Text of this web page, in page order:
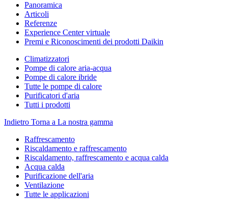
Panoramica
Articoli
Referenze
Experience Center virtuale
Premi e Riconoscimenti dei prodotti Daikin
Climatizzatori
Pompe di calore aria-acqua
Pompe di calore ibride
Tutte le pompe di calore
Purificatori d'aria
Tutti i prodotti
Indietro Torna a La nostra gamma
Raffrescamento
Riscaldamento e raffrescamento
Riscaldamento, raffrescamento e acqua calda
Acqua calda
Purificazione dell'aria
Ventilazione
Tutte le applicazioni